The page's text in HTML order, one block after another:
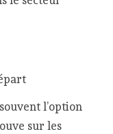
l’option
sur les